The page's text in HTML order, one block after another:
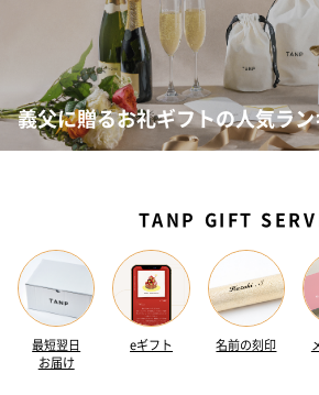
義父に贈るお礼ギフトの人気ラ
TANP GIFT
最短翌日
お届け
eギフト 名前の刻印